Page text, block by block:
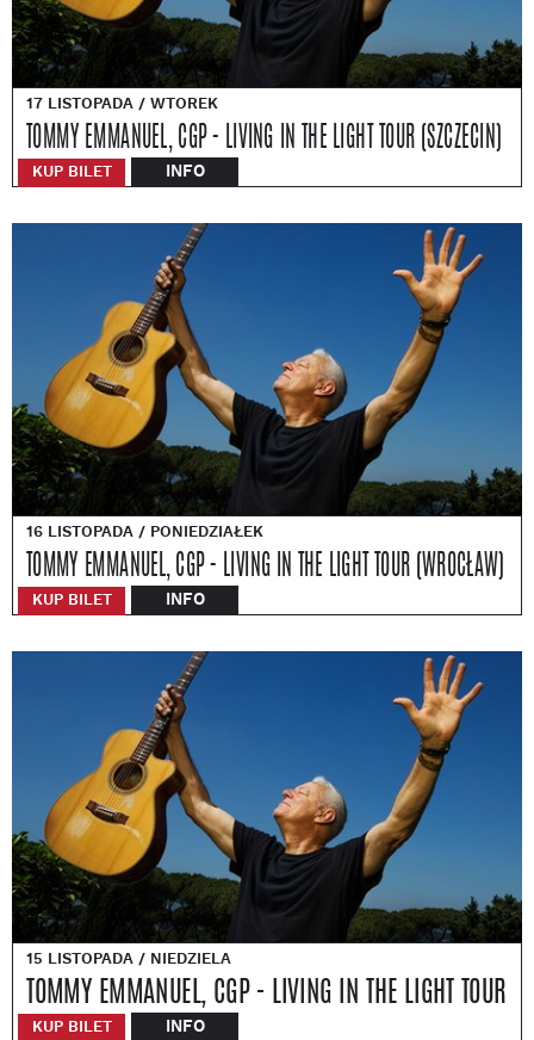
17 LISTOPADA / WTOREK
TOMMY EMMANUEL, CGP - LIVING IN THE LIGHT TOUR (SZCZECIN)
KUP BILET INFO
16 LISTOPADA / PONIEDZIAŁEK
TOMMY EMMANUEL, CGP - LIVING IN THE LIGHT TOUR (WROCŁAW)
KUP BILET INFO
15 LISTOPADA / NIEDZIELA
TOMMY EMMANUEL, CGP - LIVING IN THE LIGHT TOUR
KUP BILET INFO